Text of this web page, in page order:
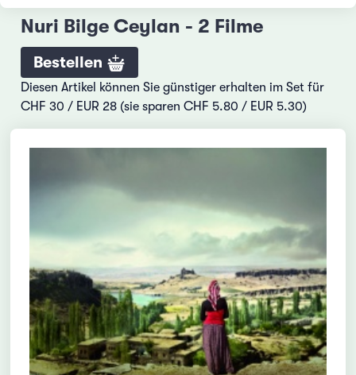
Nuri Bilge Ceylan - 2 Filme
Bestellen
Diesen Artikel können Sie günstiger erhalten im Set für
CHF 30 / EUR 28 (sie sparen CHF 5.80 / EUR 5.30)